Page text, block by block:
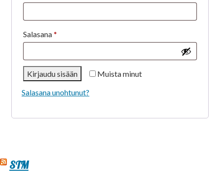
Salasana *
Muista minut
Kirjaudu sisään
Salasana unohtunut?
STM